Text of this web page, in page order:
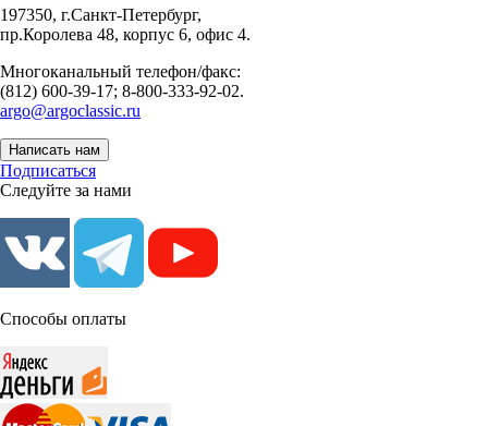
197350, г.Санкт-Петербург,
пр.Королева 48, корпус 6, офис 4.
Многоканальный телефон/факс:
(812) 600-39-17; 8-800-333-92-02.
argo@argoclassic.ru
Написать нам
Подписаться
Следуйте за нами
Способы оплаты